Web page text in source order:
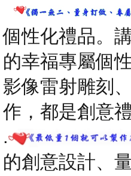
個性化禮品。
的幸福專屬個
影像雷射雕刻
作，都是創意
.
的創意設計、